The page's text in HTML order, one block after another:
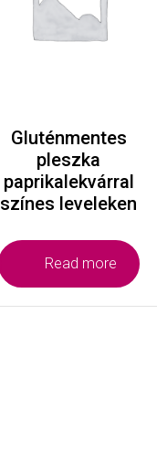
Gluténmentes
pleszka
paprikalekvárral
színes leveleken
Read more